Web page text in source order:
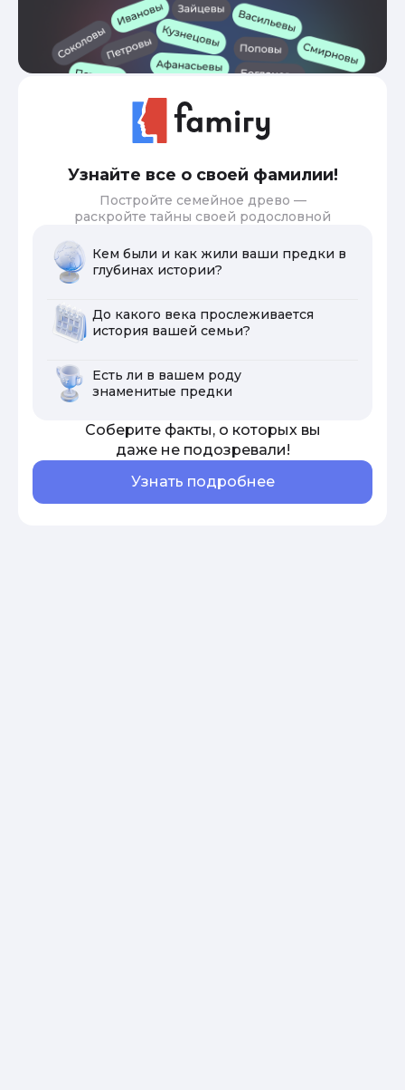
Узнайте все о своей фамилии!
Постройте семейное древо —
раскройте тайны своей родословной
Кем были и как жили ваши предки в
глубинах истории?
До какого века прослеживается
история вашей семьи?
Есть ли в вашем роду
знаменитые предки
Соберите факты, о которых вы
даже не подозревали!
Узнать подробнее